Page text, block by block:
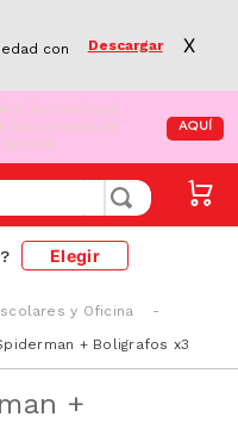
con
Descargar X
Aprovecha el
tus compras de
79.90
AQUÍ
Elegir
y Oficina
+ Boligrafos x3
+